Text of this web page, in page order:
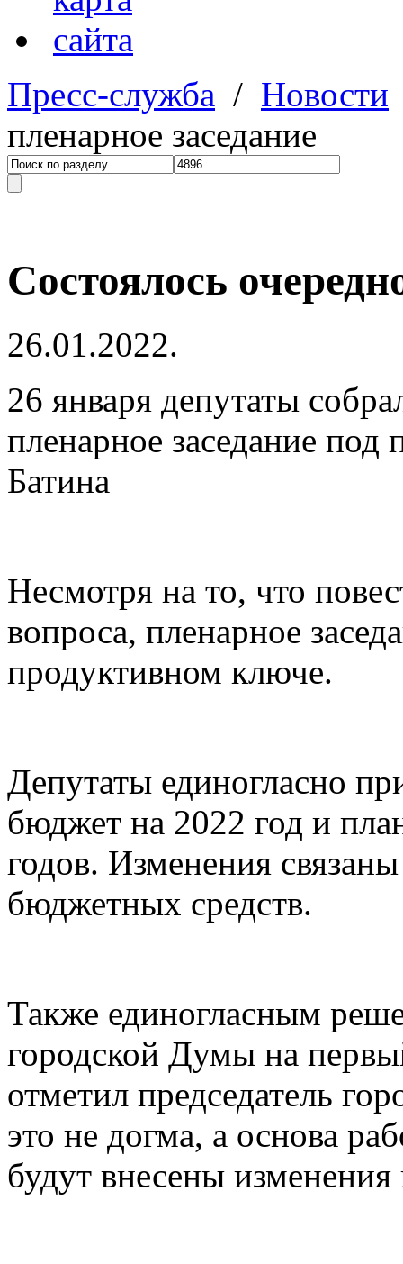
Пресс-служба / Новости
пленарное заседание
Состоялось
26.01.2022.
26 января депутаты
пленарное заседание под
Батина
Несмотря на то, что
вопроса, пленарное
продуктивном ключе.
Депутаты единогласно
бюджет на 2022 год и
годов. Изменения
бюджетных средств.
Также единогласным
городской Думы на
отметил председатель
это не догма, а основа
будут внесены